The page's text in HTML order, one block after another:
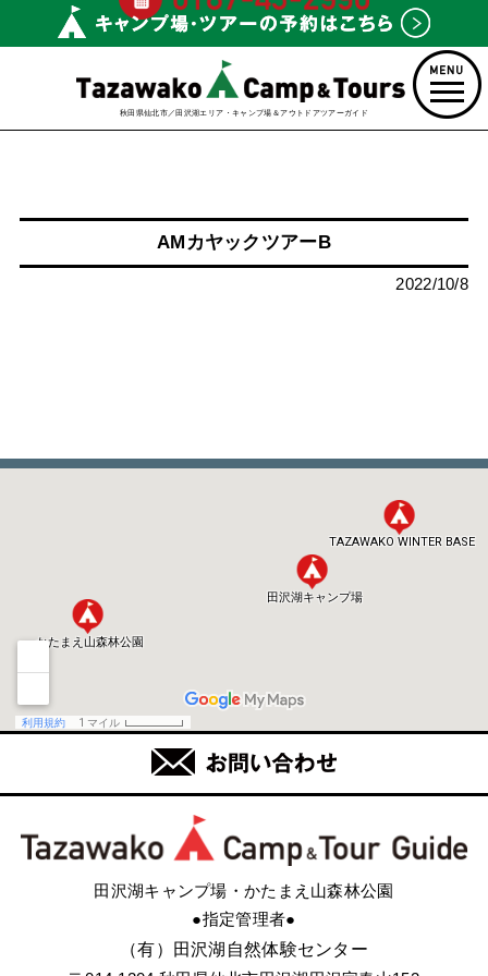
秋田県仙北市／田沢湖エリア・キャンプ場＆アウトドアツアーガイド
AMカヤックツアーB
2022/10/8
田沢湖キャンプ場・かたまえ山森林公園
●指定管理者●
（有）田沢湖自然体験センター